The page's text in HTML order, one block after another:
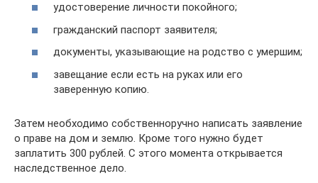
удостоверение личности покойного;
гражданский паспорт заявителя;
документы, указывающие на родство с умершим;
завещание если есть на руках или его
заверенную копию.
Затем необходимо собственноручно написать заявление
о праве на дом и землю. Кроме того нужно будет
заплатить 300 рублей. С этого момента открывается
наследственное дело.